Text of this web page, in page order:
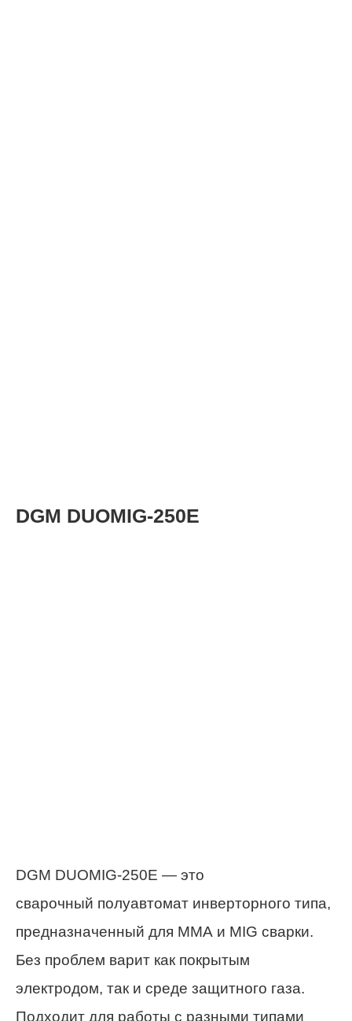
DGM DUOMIG-250E
DGM DUOMIG-250E — это
сварочный полуавтомат инверторного типа,
предназначенный для ММА и MIG сварки.
Без проблем варит как покрытым
электродом, так и среде защитного газа.
Подходит для работы с разными типами